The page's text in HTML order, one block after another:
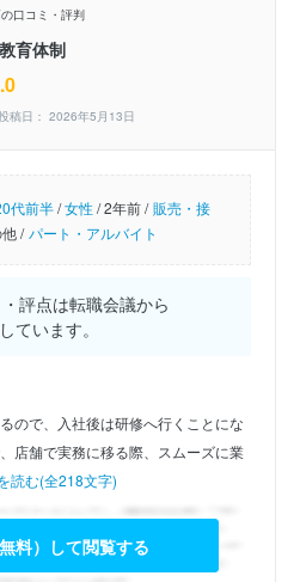
口コミ・評判
育体制
稿日： 2026年5月13日
代前半/女性/2年前 / 販売・接
/ パート・アルバイト
評点は転職会議から
ています。
ので、入社後は研修へ行くことにな
店舗で実務に移る際、スムーズに業
読む(全218文字)
料）して閲覧する